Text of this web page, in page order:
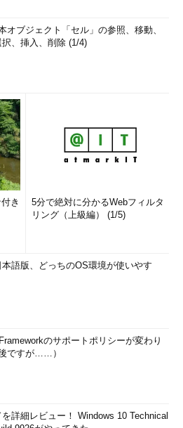
オブジェクト「セル」の参照、移動、
択、挿入、削除 (1/4)
き
5分で絶対に分かるWebフィルタ
リング（上級編） (1/5)
語版、どっちのOS環境が使いやす
のサポートポリシーが変わり
ですが……）
詳細レビュー！ Windows 10 Technical